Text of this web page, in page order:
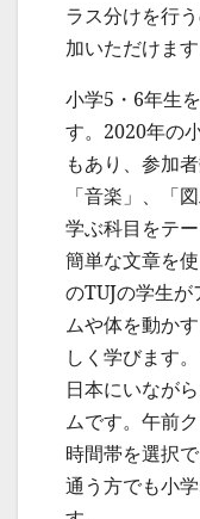
ラス分けを行
加いただけます
小学5・6年生
す。2020年の
もあり、参加
「音楽」、「
学ぶ科目をテ
簡単な文章を
のTUJの学生
ムや体を動か
しく学びます
日本にいなが
ムです。午前
時間帯を選択
通う方でも小